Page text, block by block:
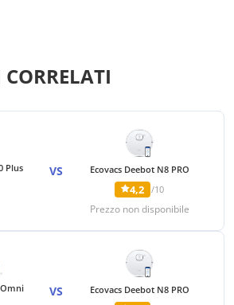
Plus VS Ecovacs Deebot N8 PRO
4,2 /10
Prezzo non disponibile
Omni VS Ecovacs Deebot N8 PRO